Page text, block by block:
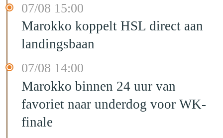
07/08 15:00
Marokko koppelt HSL direct aan
landingsbaan
07/08 14:00
Marokko binnen 24 uur van
favoriet naar underdog voor WK-
finale